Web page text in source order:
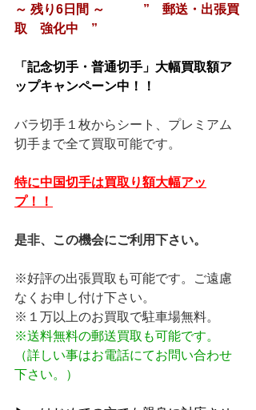
～ 残り6日間 ～　　　”　郵送・出張買
取　強化中　”
「記念切手・普通切手」大幅買取額ア
ップキャンペーン中！！
バラ切手１枚からシート、プレミアム
切手まで全て買取可能です。
特に中国切手は買取り額大幅アッ
プ！！
是非、この機会にご利用下さい。
※好評の出張買取も可能です。ご遠慮
なくお申し付け下さい。
※１万以上のお買取で駐車場無料。
※送料無料の郵送買取も可能です。
（詳しい事はお電話にてお問い合わせ
下さい。）